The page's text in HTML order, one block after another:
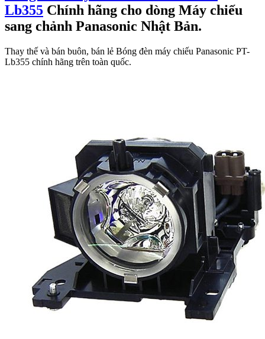
Lb355 Chính hãng cho dòng Máy chiếu
sang chảnh Panasonic Nhật Bản.
Thay thế và bán buôn, bán lẻ Bóng đèn máy chiếu Panasonic PT-
Lb355 chính hãng trên toàn quốc.